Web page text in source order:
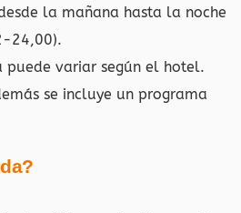
la mañana hasta la noche
24,00).
puede variar según el hotel.
se incluye un programa